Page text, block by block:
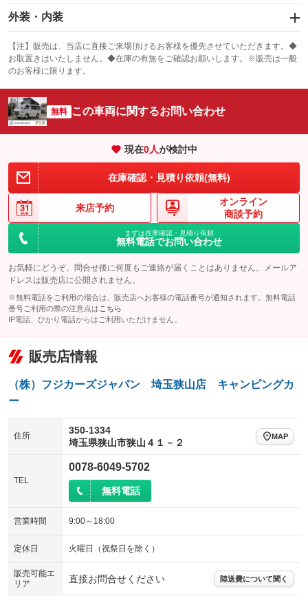
エアバッグ：運転席/助手席
：装備あり
：装備あり
サンルーフ
：装備なし ABS
エアコン
：装備あり Wエアコン
：装備なし
リフトアップ
：装備なし パワーステアリング
：装備あり
ダウンヒルアシストコントロール
：装備あり ：装備あり
アイドリングストップ
：装備なし ドライブレコーダー
USB入力端子 Bluetooth接続
：装備あり
100V電源
：装備あり クリーンディーゼル
：装備なし
センターデフロック
給水タンク
：装備あり
温水設備
：装備なし テレビ
クラッチレス
：装備なし
：装備なし ：装備なし
：装備あり
装備略号／用語解説
外装・内装
カーナビ：メモリーナビ他
：装備あり
TV：フルセグ
：装備あり
オーディオ：CDまたはCDチェンジャー／ミュージックサーバー
ビジュアル：ブルーレイ再生／DVD再生
：装備あり
革シート
：装備なし ハーフレザーシート
キーレス
：装備あり LEDヘッドランプ
HID(キセノンライト)
：装備なし ポータブルナビ
：装備なし
バックカメラ
：装備あり ETC2.0
：装備あり
：装備なし ：装備あり
ローダウン
：装備なし
パワーシート
：装備なし
：装備なし ：装備なし
チップアップシート
：装備なし
電動格納サードシート
：装備なし シートヒーター
：装備なし
電動リアゲート
：装備なし
：装備なし
エアサスペンション
：装備なし
FFヒーター
：装備なし
冷蔵庫 ３ＷＡＹ式
：装備なし
プルダウンベッド（昇降式ベッ
ド）
：装備なし
プルダウンベッド・電動（昇降
【注】販売は、当店に直接ご来場頂けるお客様を優先させていただきます。◆
お取置きはいたしません。◆在庫の有無をご確認お願いします。※販売は一般
のお客様に限ります。
無料 この車両に関するお問い合わせ
現在0人が検討中
在庫確認・見積り依頼(無料)
来店予約
オンライン
商談予約
まずは在庫確認・見積り依頼
無料電話でお問い合わせ
お気軽にどうぞ。問合せ後に何度もご連絡が届くことはありません。メールア
ドレスは販売店に公開されません。
※無料電話をご利用の場合は、販売店へお客様の電話番号が通知されます。無料電話
番号ご利用の際の注意点は こちら
IP電話、ひかり電話からはご利用いただけません。
販売店情報
（株）フジカーズジャパン 埼玉狭山店 キャンピングカ
ー
住所
350-1334
埼玉県狭山市狭山４１－２
MAP
TEL
0078-6049-5702
無料電話
営業時間 9:00～18:00
定休日 火曜日（祝祭日を除く）
販売可能エ
リア
直接お問合せください 陸送費について聞く